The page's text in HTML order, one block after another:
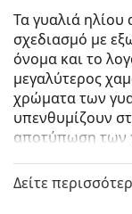
Τα γυαλιά
σχεδιασμό με
όνομα και το
μεγαλύτερος
χρώματα των
υπενθυμίζουν
αποτύπωση των
δύναμη αυτής
Δείτε